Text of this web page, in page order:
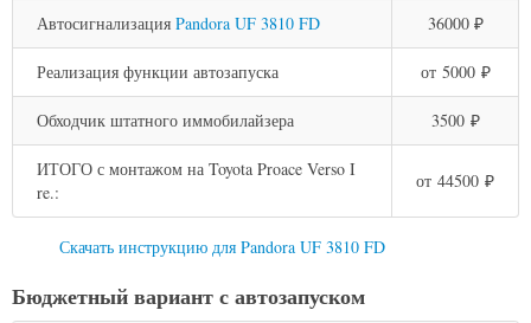
Автосигнализация Pandora UF 3810 FD 36000 ₽
Реализация функции автозапуска от 5000 ₽
Обходчик штатного иммобилайзера 3500 ₽
ИТОГО с монтажом на Toyota Proace Verso I
re.:
от 44500 ₽
Скачать инструкцию для Pandora UF 3810 FD
Бюджетный вариант с автозапуском